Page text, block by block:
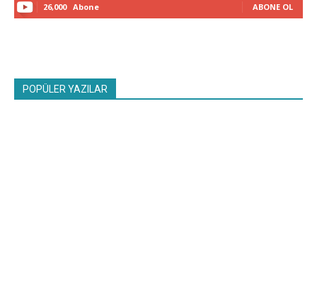
26,000 Abone ABONE OL
POPÜLER YAZILAR